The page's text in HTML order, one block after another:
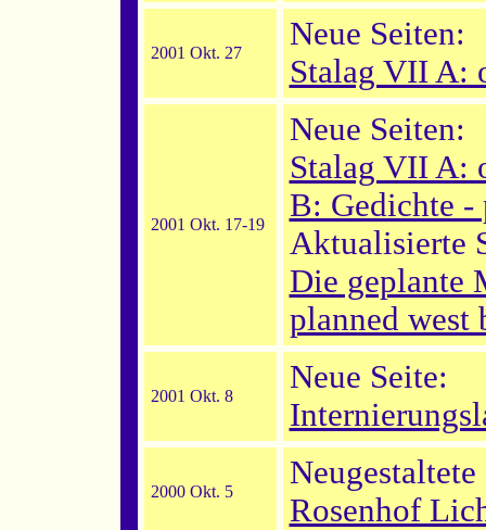
2001 Okt. 27
Neue Seiten:
Stalag VII A:
2001 Okt. 17-19
Neue Seiten:
Stalag VII A:
B: Gedichte -
Aktualisierte
Die geplante
planned west
2001 Okt. 8
Neue Seite:
2000 Okt. 5
Neugestaltete
Rosenhof